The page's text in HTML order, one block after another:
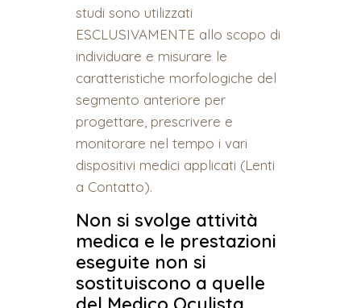
studi sono utilizzati
ESCLUSIVAMENTE allo scopo di
individuare e misurare le
caratteristiche morfologiche del
segmento anteriore per
progettare, prescrivere e
monitorare nel tempo i vari
dispositivi medici applicati (Lenti
a Contatto).
Non si svolge attività
medica e le prestazioni
eseguite non si
sostituiscono a quelle